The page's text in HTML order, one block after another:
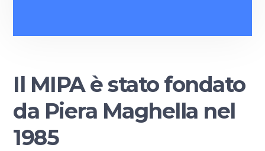
Il MIPA è stato fondato
da Piera Maghella nel
1985